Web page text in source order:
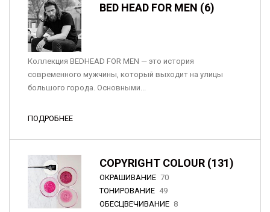
BED HEAD FOR MEN (6)
Коллекция BEDHEAD FOR MEN — это история
современного мужчины, который выходит на улицы
большого города. Основными...
ПОДРОБНЕЕ
COPYRIGHT COLOUR (131)
ОКРАШИВАНИЕ 70
ТОНИРОВАНИЕ 49
ОБЕСЦВЕЧИВАНИЕ 8